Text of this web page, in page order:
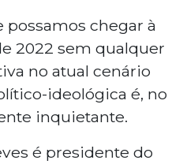
chegar à
2022 sem qualquer
no atual cenário
ideológica é, no
inquietante.
é presidente do